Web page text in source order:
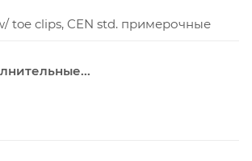
toe clips, CEN std. примерочные